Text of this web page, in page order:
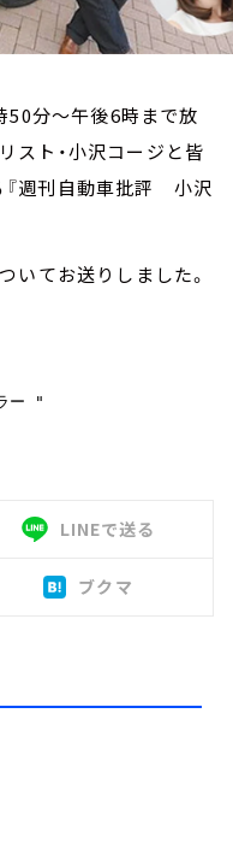
50分～午後6時まで放
スト・小沢コージと皆
『週刊自動車批評 小沢
てお送りしました。
LINEで送る
ブクマ